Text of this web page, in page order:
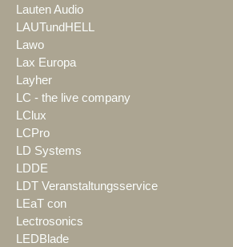
Lauten Audio
LAUTundHELL
Lawo
Lax Europa
Layher
LC - the live company
LClux
LCPro
LD Systems
LDDE
LDT Veranstaltungsservice
LEaT con
Lectrosonics
LEDBlade